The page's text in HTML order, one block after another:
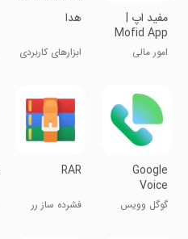
مفید اپ |
Mofid App
امور مالی
‏‏‏هدا
ابزارهای کاربردی
Google
Voice
گوگل وویس
RAR
فشرده ساز رر